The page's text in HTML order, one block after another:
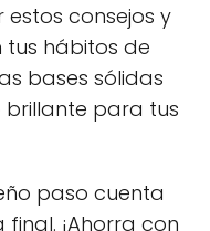
estos consejos y
hábitos de
bases sólidas
para tus
paso cuenta
¡Ahorra con